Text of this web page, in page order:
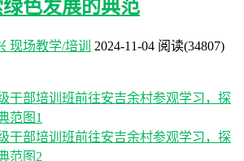
色发展的典范
现场教学/培训 2024-11-04 阅读(34807)